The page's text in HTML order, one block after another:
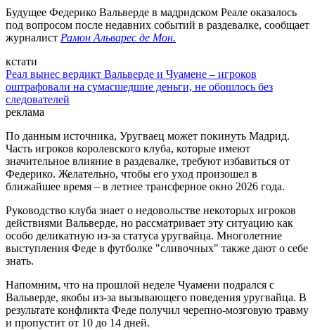
Будущее Федерико Вальверде в мадридском Реале оказалось
под вопросом после недавних событий в раздевалке, сообщает
журналист Рамон Альварес де Мон.
кстати
Реал вынес вердикт Вальверде и Чуамене – игроков
оштрафовали на сумасшедшие деньги, не обошлось без
следователей
реклама
По данным источника, Уругваец может покинуть Мадрид.
Часть игроков королевского клуба, которые имеют
значительное влияние в раздевалке, требуют избавиться от
Федерико. Желательно, чтобы его уход произошел в
ближайшее время – в летнее трансферное окно 2026 года.
Руководство клуба знает о недовольстве некоторых игроков
действиями Вальверде, но рассматривает эту ситуацию как
особо деликатную из-за статуса уругвайца. Многолетние
выступления Феде в футболке "сливочных" также дают о себе
знать.
Напомним, что на прошлой неделе Чуамени подрался с
Вальверде, якобы из-за вызывающего поведения уругвайца. В
результате конфликта Феде получил черепно-мозговую травму
и пропустит от 10 до 14 дней.